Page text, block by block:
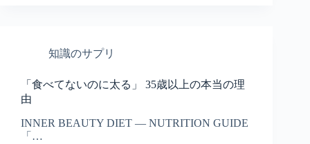
知識のサプリ
「食べてないのに太る」 35歳以上の本当の理
由
INNER BEAUTY DIET — NUTRITION GUIDE
「…